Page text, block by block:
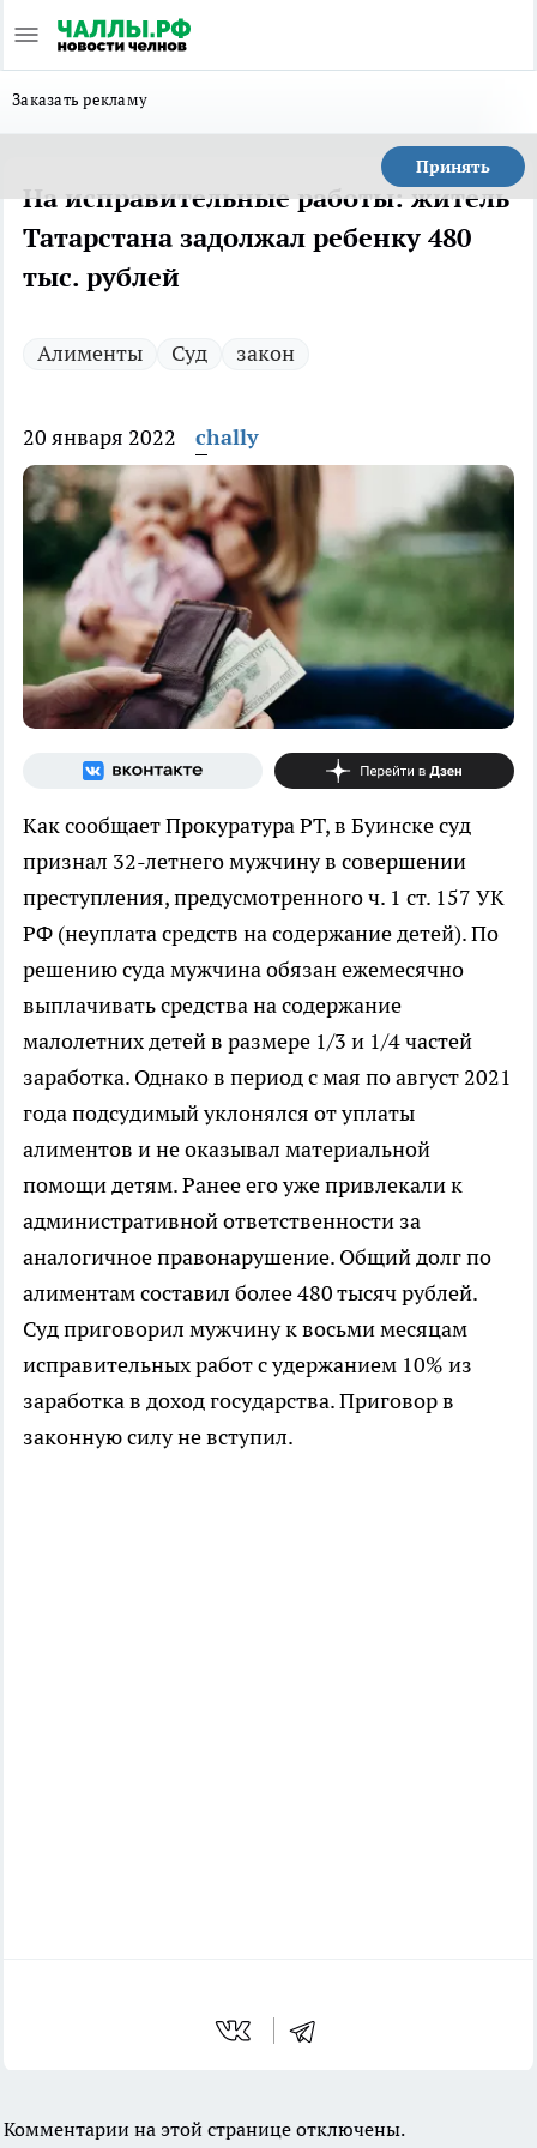
Заказать рекламу
Принять
На исправительные работы: житель
Татарстана задолжал ребенку 480
тыс. рублей
Алименты Суд закон
20 января 2022 chally
Как сообщает Прокуратура РТ, в Буинске суд
признал 32-летнего мужчину в совершении
преступления, предусмотренного ч. 1 ст. 157 УК
РФ (неуплата средств на содержание детей). По
решению суда мужчина обязан ежемесячно
выплачивать средства на содержание
малолетних детей в размере 1/3 и 1/4 частей
заработка. Однако в период с мая по август 2021
года подсудимый уклонялся от уплаты
алиментов и не оказывал материальной
помощи детям. Ранее его уже привлекали к
административной ответственности за
аналогичное правонарушение. Общий долг по
алиментам составил более 480 тысяч рублей.
Суд приговорил мужчину к восьми месяцам
исправительных работ с удержанием 10% из
заработка в доход государства. Приговор в
законную силу не вступил.
Комментарии на этой странице отключены.